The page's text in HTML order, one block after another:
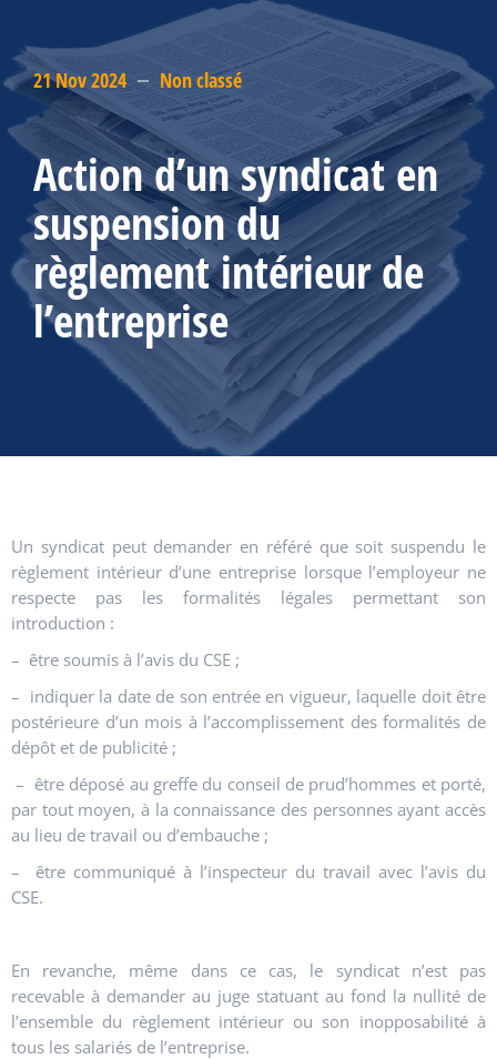
21 Nov 2024 Non classé
Action d’un syndicat en
suspension du
règlement intérieur de
l’entreprise
Un syndicat peut demander en référé que soit suspendu le
règlement intérieur d’une entreprise lorsque l’employeur ne
respecte pas les formalités légales permettant son
introduction :
– être soumis à l’avis du CSE ;
– indiquer la date de son entrée en vigueur, laquelle doit être
postérieure d’un mois à l’accomplissement des formalités de
dépôt et de publicité ;
– être déposé au greffe du conseil de prud’hommes et porté,
par tout moyen, à la connaissance des personnes ayant accès
au lieu de travail ou d’embauche ;
– être communiqué à l’inspecteur du travail avec l’avis du
CSE.
En revanche, même dans ce cas, le syndicat n’est pas
recevable à demander au juge statuant au fond la nullité de
l’ensemble du règlement intérieur ou son inopposabilité à
tous les salariés de l’entreprise.